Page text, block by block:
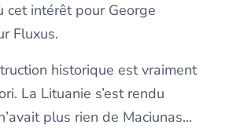
cet intérêt pour George
Fluxus.
historique est vraiment
La Lituanie s’est rendu
plus rien de Maciunas...